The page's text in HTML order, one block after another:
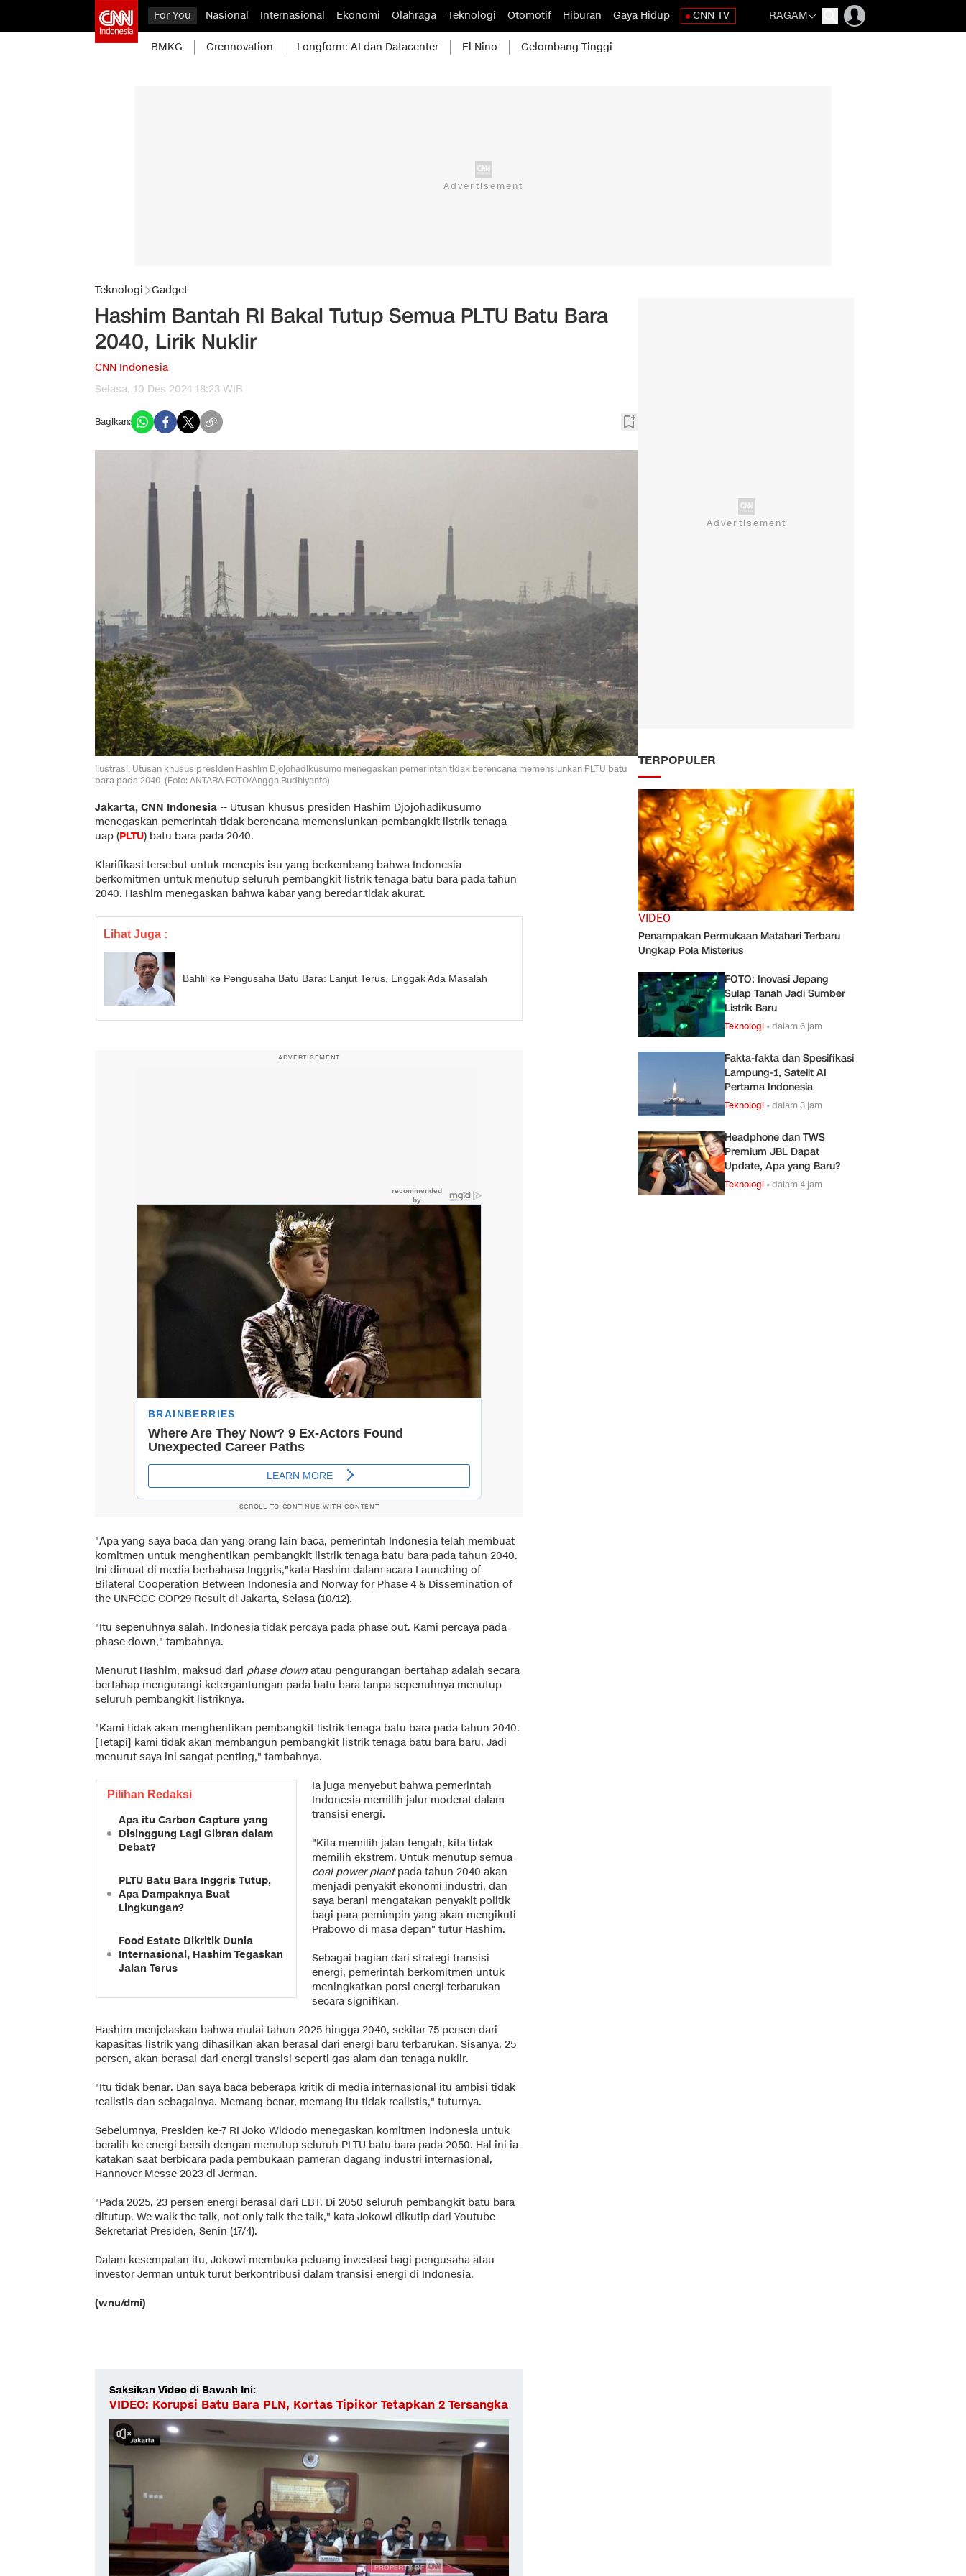
For You Nasional Internasional Ekonomi Olahraga Teknologi Otomotif Hiburan Gaya Hidup CNN TV RAGAM
BMKG Grennovation Longform: AI dan Datacenter El Nino Gelombang Tinggi
Teknologi Gadget
Hashim Bantah RI Bakal Tutup Semua PLTU Batu Bara
2040, Lirik Nuklir
CNN Indonesia
Selasa, 10 Des 2024 18:23 WIB
Bagikan:
Ilustrasi. Utusan khusus presiden Hashim Djojohadikusumo menegaskan pemerintah tidak berencana memensiunkan PLTU batu
bara pada 2040. (Foto: ANTARA FOTO/Angga Budhiyanto)
Jakarta, CNN Indonesia -- Utusan khusus presiden Hashim Djojohadikusumo
menegaskan pemerintah tidak berencana memensiunkan pembangkit listrik tenaga
uap (PLTU) batu bara pada 2040.
Klarifikasi tersebut untuk menepis isu yang berkembang bahwa Indonesia
berkomitmen untuk menutup seluruh pembangkit listrik tenaga batu bara pada tahun
2040. Hashim menegaskan bahwa kabar yang beredar tidak akurat.
Lihat Juga :
Bahlil ke Pengusaha Batu Bara: Lanjut Terus, Enggak Ada Masalah
ADVERTISEMENT
SCROLL TO CONTINUE WITH CONTENT
"Apa yang saya baca dan yang orang lain baca, pemerintah Indonesia telah membuat
komitmen untuk menghentikan pembangkit listrik tenaga batu bara pada tahun 2040.
Ini dimuat di media berbahasa Inggris,"kata Hashim dalam acara Launching of
Bilateral Cooperation Between Indonesia and Norway for Phase 4 & Dissemination of
the UNFCCC COP29 Result di Jakarta, Selasa (10/12).
"Itu sepenuhnya salah. Indonesia tidak percaya pada phase out. Kami percaya pada
phase down," tambahnya.
Menurut Hashim, maksud dari phase down atau pengurangan bertahap adalah secara
bertahap mengurangi ketergantungan pada batu bara tanpa sepenuhnya menutup
seluruh pembangkit listriknya.
"Kami tidak akan menghentikan pembangkit listrik tenaga batu bara pada tahun 2040.
[Tetapi] kami tidak akan membangun pembangkit listrik tenaga batu bara baru. Jadi
menurut saya ini sangat penting," tambahnya.
Pilihan Redaksi
Apa itu Carbon Capture yang
Disinggung Lagi Gibran dalam
Debat?
PLTU Batu Bara Inggris Tutup,
Apa Dampaknya Buat
Lingkungan?
Food Estate Dikritik Dunia
Internasional, Hashim Tegaskan
Jalan Terus
Ia juga menyebut bahwa pemerintah
Indonesia memilih jalur moderat dalam
transisi energi.
"Kita memilih jalan tengah, kita tidak
memilih ekstrem. Untuk menutup semua
coal power plantpada tahun 2040 akan
menjadi penyakit ekonomi industri, dan
saya berani mengatakan penyakit politik
bagi para pemimpin yang akan mengikuti
Prabowo di masa depan" tutur Hashim.
Sebagai bagian dari strategi transisi
energi, pemerintah berkomitmen untuk
meningkatkan porsi energi terbarukan
secara signifikan.
Hashim menjelaskan bahwa mulai tahun 2025 hingga 2040, sekitar 75 persen dari
kapasitas listrik yang dihasilkan akan berasal dari energi baru terbarukan. Sisanya, 25
persen, akan berasal dari energi transisi seperti gas alam dan tenaga nuklir.
"Itu tidak benar. Dan saya baca beberapa kritik di media internasional itu ambisi tidak
realistis dan sebagainya. Memang benar, memang itu tidak realistis," tuturnya.
Sebelumnya, Presiden ke-7 RI Joko Widodo menegaskan komitmen Indonesia untuk
beralih ke energi bersih dengan menutup seluruh PLTU batu bara pada 2050. Hal ini ia
katakan saat berbicara pada pembukaan pameran dagang industri internasional,
Hannover Messe 2023 di Jerman.
"Pada 2025, 23 persen energi berasal dari EBT. Di 2050 seluruh pembangkit batu bara
ditutup. We walk the talk, not only talk the talk," kata Jokowi dikutip dari Youtube
Sekretariat Presiden, Senin (17/4).
Dalam kesempatan itu, Jokowi membuka peluang investasi bagi pengusaha atau
investor Jerman untuk turut berkontribusi dalam transisi energi di Indonesia.
(wnu/dmi)
Saksikan Video di Bawah Ini:
VIDEO: Korupsi Batu Bara PLN, Kortas Tipikor Tetapkan 2 Tersangka
TERPOPULER
VIDEO
Penampakan Permukaan Matahari Terbaru
Ungkap Pola Misterius
FOTO: Inovasi Jepang
Sulap Tanah Jadi Sumber
Listrik Baru
Teknologi •dalam 6 jam
Fakta-fakta dan Spesifikasi
Lampung-1, Satelit AI
Pertama Indonesia
Teknologi •dalam 3 jam
Headphone dan TWS
Premium JBL Dapat
Update, Apa yang Baru?
Teknologi •dalam 4 jam